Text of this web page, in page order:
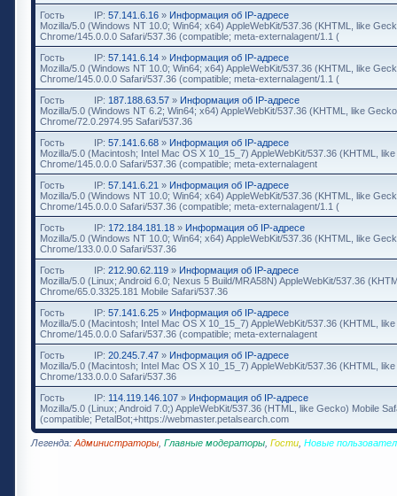
Гость
IP: 57.141.6.16 » Информация об IP-адресе
Mozilla/5.0 (Windows NT 10.0; Win64; x64) AppleWebKit/537.36 (KHTML, like
Chrome/145.0.0.0 Safari/537.36 (compatible; meta-externalagent/1.1 (
Гость
IP: 57.141.6.14 » Информация об IP-адресе
Mozilla/5.0 (Windows NT 10.0; Win64; x64) AppleWebKit/537.36 (KHTML, like
Chrome/145.0.0.0 Safari/537.36 (compatible; meta-externalagent/1.1 (
Гость
IP: 187.188.63.57 » Информация об IP-адресе
Mozilla/5.0 (Windows NT 6.2; Win64; x64) AppleWebKit/537.36 (KHTML, like
Chrome/72.0.2974.95 Safari/537.36
Гость
IP: 57.141.6.68 » Информация об IP-адресе
Mozilla/5.0 (Macintosh; Intel Mac OS X 10_15_7) AppleWebKit/537.36 (KHTML,
Chrome/145.0.0.0 Safari/537.36 (compatible; meta-externalagent
Гость
IP: 57.141.6.21 » Информация об IP-адресе
Mozilla/5.0 (Windows NT 10.0; Win64; x64) AppleWebKit/537.36 (KHTML, like
Chrome/145.0.0.0 Safari/537.36 (compatible; meta-externalagent/1.1 (
Гость
IP: 172.184.181.18 » Информация об IP-адресе
Mozilla/5.0 (Windows NT 10.0; Win64; x64) AppleWebKit/537.36 (KHTML, like
Chrome/133.0.0.0 Safari/537.36
Гость
IP: 212.90.62.119 » Информация об IP-адресе
Mozilla/5.0 (Linux; Android 6.0; Nexus 5 Build/MRA58N) AppleWebKit/537.36
Chrome/65.0.3325.181 Mobile Safari/537.36
Гость
IP: 57.141.6.25 » Информация об IP-адресе
Mozilla/5.0 (Macintosh; Intel Mac OS X 10_15_7) AppleWebKit/537.36 (KHTML,
Chrome/145.0.0.0 Safari/537.36 (compatible; meta-externalagent
Гость
IP: 20.245.7.47 » Информация об IP-адресе
Mozilla/5.0 (Macintosh; Intel Mac OS X 10_15_7) AppleWebKit/537.36 (KHTML,
Chrome/133.0.0.0 Safari/537.36
Гость
IP: 114.119.146.107 » Информация об IP-адресе
Mozilla/5.0 (Linux; Android 7.0;) AppleWebKit/537.36 (HTML, like Gecko) Mobile
(compatible; PetalBot;+https://webmaster.petalsearch.com
Легенда: Администраторы Главные модераторы Гости Новые